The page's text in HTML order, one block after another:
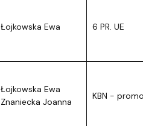
Łojkowska Ewa 6 PR. UE
Łojkowska Ewa
Znaniecka Joanna
KBN -